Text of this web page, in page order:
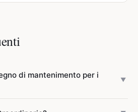
di mantenimento per i
▼